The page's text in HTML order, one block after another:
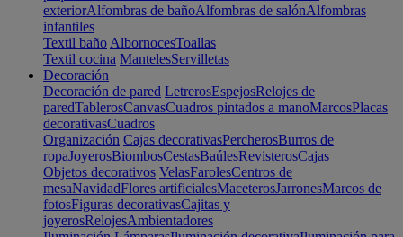
exteriorAlfombras de bañoAlfombras de salónAlfombras
infantiles
Textil baño AlbornocesToallas
Textil cocina MantelesServilletas
Decoración
Decoración de pared LetrerosEspejosRelojes de
paredTablerosCanvasCuadros pintados a manoMarcosPlacas
decorativasCuadros
Organización Cajas decorativasPercherosBurros de
ropaJoyerosBiombosCestasBaúlesRevisterosCajas
Objetos decorativos VelasFarolesCentros de
mesaNavidadFlores artificialesMaceterosJarronesMarcos de
fotosFiguras decorativasCajitas y
joyerosRelojesAmbientadores